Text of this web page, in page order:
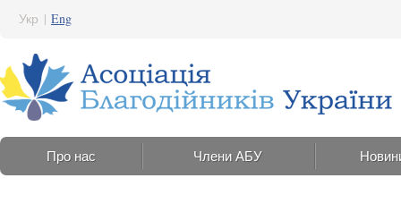
Укр | Eng
Про нас Члени АБУ